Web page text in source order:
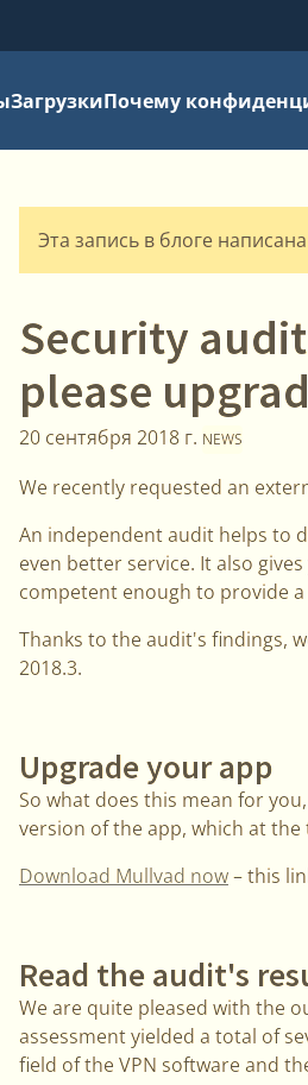
ЗагрузкиПочему
Эта запись в блоге
Security
please
20 сентября 2018 г. NEWS
We recently requested an
An independent audit helps to
even better service. It also
competent enough to provide
Thanks to the audit's findings,
2018.3.
Upgrade your app
So what does this mean for
version of the app, which at the
Download Mullvad now– this
Read the audit's
We are quite pleased with the
assessment yielded a total of
field of the VPN software and